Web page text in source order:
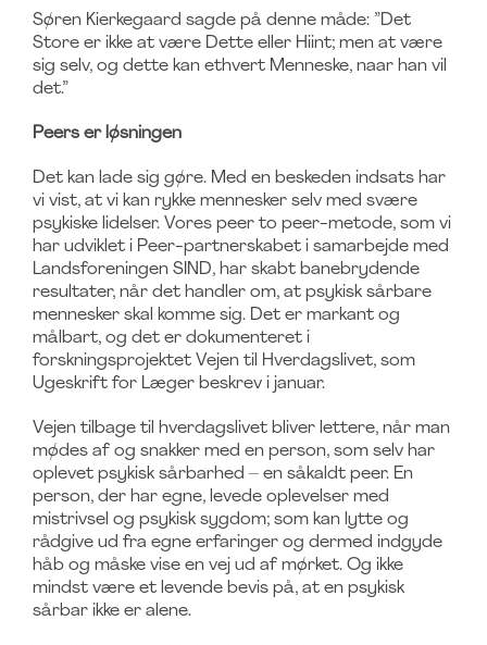
Søren Kierkegaard sagde på denne måde: ”Det
Store er ikke at være Dette eller Hiint; men at være
sig selv, og dette kan ethvert Menneske, naar han vil
det.”
Peers er løsningen
Det kan lade sig gøre. Med en beskeden indsats har
vi vist, at vi kan rykke mennesker selv med svære
psykiske lidelser. Vores peer to peer-metode, som vi
har udviklet i Peer-partnerskabet i samarbejde med
Landsforeningen SIND, har skabt banebrydende
resultater, når det handler om, at psykisk sårbare
mennesker skal komme sig. Det er markant og
målbart, og det er dokumenteret i
forskningsprojektet Vejen til Hverdagslivet, som
Ugeskrift for Læger beskrev i januar.
Vejen tilbage til hverdagslivet bliver lettere, når man
mødes af og snakker med en person, som selv har
oplevet psykisk sårbarhed – en såkaldt peer. En
person, der har egne, levede oplevelser med
mistrivsel og psykisk sygdom; som kan lytte og
rådgive ud fra egne erfaringer og dermed indgyde
håb og måske vise en vej ud af mørket. Og ikke
mindst være et levende bevis på, at en psykisk
sårbar ikke er alene.